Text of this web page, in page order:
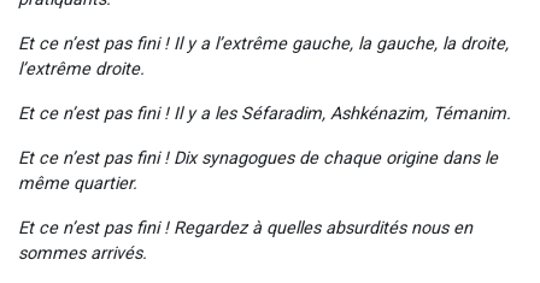
Et ce n’est pas fini ! Il y a l’extrême gauche, la gauche, la droite,
l’extrême droite.
Et ce n’est pas fini ! Il y a les Séfaradim, Ashkénazim, Témanim.
Et ce n’est pas fini ! Dix synagogues de chaque origine dans le
même quartier.
Et ce n’est pas fini ! Regardez à quelles absurdités nous en
sommes arrivés.